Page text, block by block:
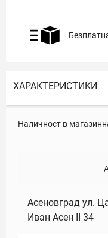
ХАРАКТЕРИСТИКИ
Наличност в
Асеновград ул.
Иван Асен II 34